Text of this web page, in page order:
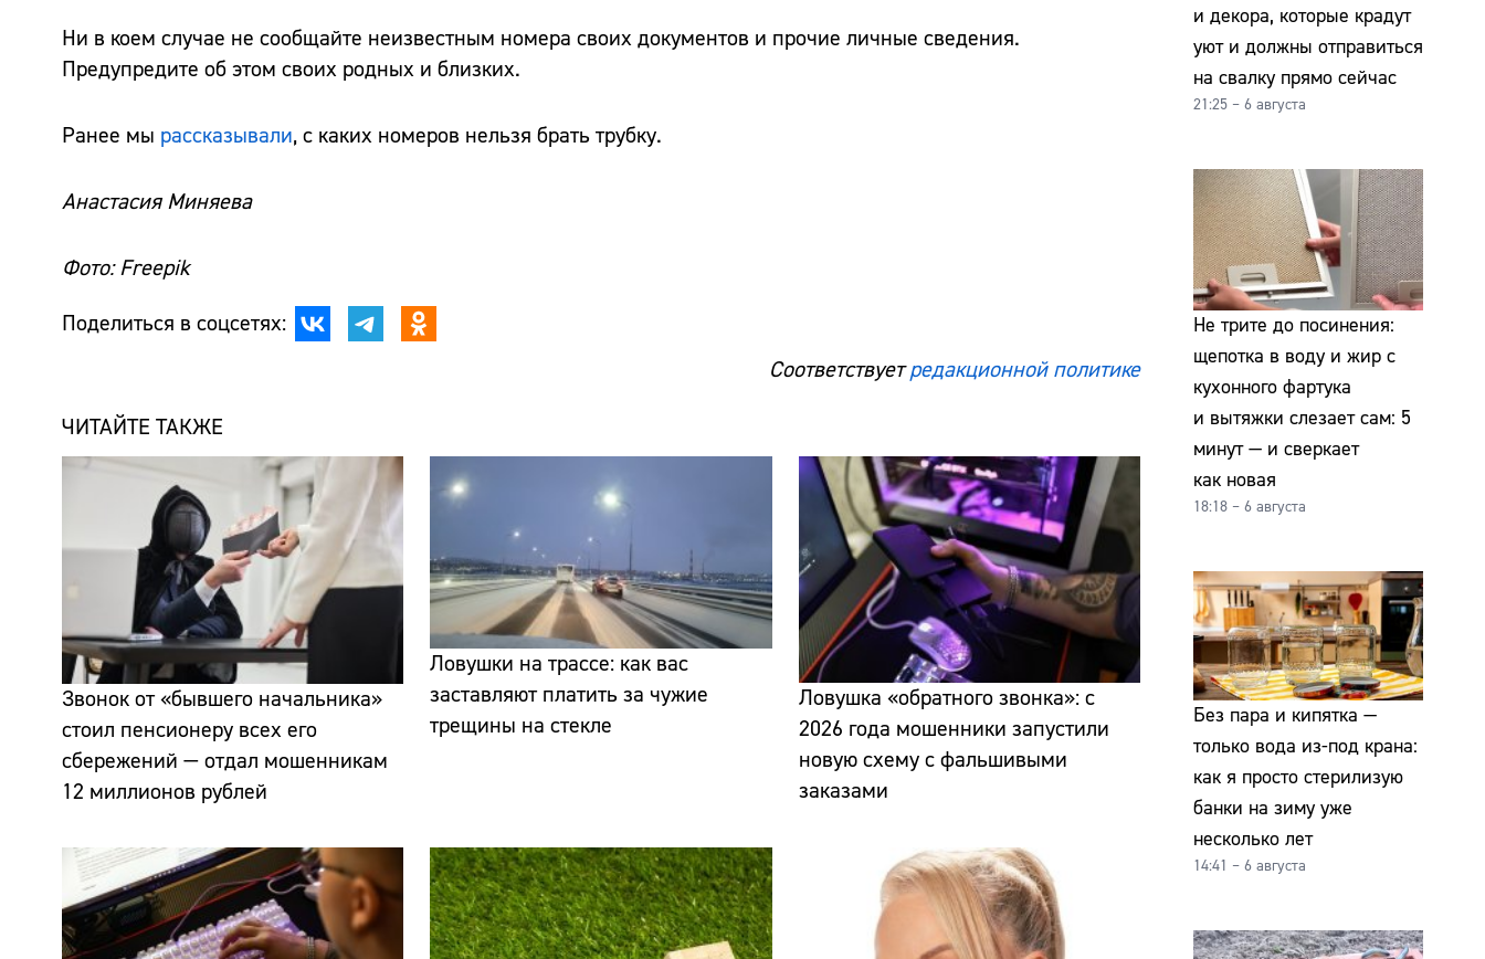
Ни в коем случае не сообщайте неизвестным номера своих документов и прочие личные сведения.
Предупредите об этом своих родных и близких.
Ранее мы рассказывали, с каких номеров нельзя брать трубку.
Анастасия Миняева
Фото: Freepik
Поделиться в соцсетях:
Соответствуетредакционной политике
ЧИТАЙТЕ ТАКЖЕ
Звонок от «бывшего начальника»
стоил пенсионеру всех его
сбережений — отдал мошенникам
12 миллионов рублей
Ловушки на трассе: как вас
заставляют платить за чужие
трещины на стекле
Ловушка «обратного звонка»: с
2026 года мошенники запустили
новую схему с фальшивыми
заказами
и декора, которые крадут
уют и должны отправиться
на свалку прямо сейчас
21:25 – 6 августа
Не трите до посинения:
щепотка в воду и жир с
кухонного фартука
и вытяжки слезает сам: 5
минут — и сверкает
как новая
18:18 – 6 августа
Без пара и кипятка —
только вода из-под крана:
как я просто стерилизую
банки на зиму уже
несколько лет
14:41 – 6 августа